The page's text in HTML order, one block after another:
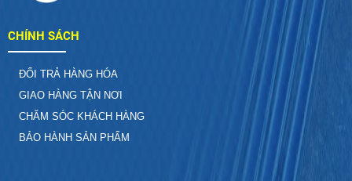
CHÍNH SÁCH
ĐỔI TRẢ HÀNG HÓA
GIAO HÀNG TẬN NƠI
CHĂM SÓC KHÁCH HÀNG
BẢO HÀNH SẢN PHẨM